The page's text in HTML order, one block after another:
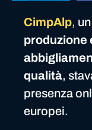
CimpAlp,
produzione
qualità,
presenza
europei.